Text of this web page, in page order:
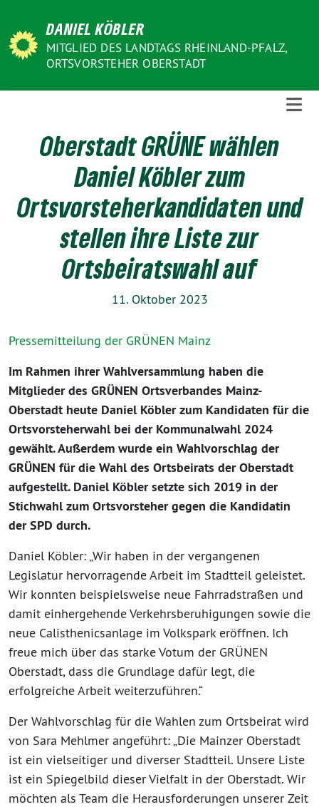
zum
Inhalt
DANIEL KÖBLER
MITGLIED DES LANDTAGS RHEINLAND-PFALZ,
ORTSVORSTEHER OBERSTADT
Oberstadt GRÜNE wählen
Daniel Köbler zum
Ortsvorsteherkandidaten und
stellen ihre Liste zur
Ortsbeiratswahl auf
11. Oktober 2023
Pressemitteilung der GRÜNEN Mainz
Im Rahmen ihrer Wahlversammlung haben die
Mitglieder des GRÜNEN Ortsverbandes Mainz-
Oberstadt heute Daniel Köbler zum Kandidaten für die
Ortsvorsteherwahl bei der Kommunalwahl 2024
gewählt. Außerdem wurde ein Wahlvorschlag der
GRÜNEN für die Wahl des Ortsbeirats der Oberstadt
aufgestellt. Daniel Köbler setzte sich 2019 in der
Stichwahl zum Ortsvorsteher gegen die Kandidatin
der SPD durch.
Daniel Köbler: „Wir haben in der vergangenen
Legislatur hervorragende Arbeit im Stadtteil geleistet.
Wir konnten beispielsweise neue Fahrradstraßen und
damit einhergehende Verkehrsberuhigungen sowie die
neue Calisthenicsanlage im Volkspark eröffnen. Ich
freue mich über das starke Votum der GRÜNEN
Oberstadt, dass die Grundlage dafür legt, die
erfolgreiche Arbeit weiterzuführen.“
Der Wahlvorschlag für die Wahlen zum Ortsbeirat wird
von Sara Mehlmer angeführt: „Die Mainzer Oberstadt
ist ein vielseitiger und diverser Stadtteil. Unsere Liste
ist ein Spiegelbild dieser Vielfalt in der Oberstadt. Wir
möchten als Team die Herausforderungen unserer Zeit